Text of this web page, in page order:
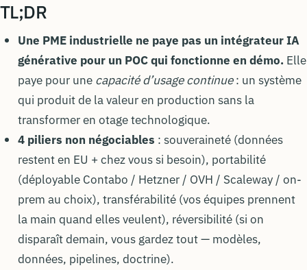
TL;DR
Une PME industrielle ne paye pas un intégrateur IA
générative pour un POC qui fonctionne en démo. Elle
paye pour une capacité d’usage continue: un système
qui produit de la valeur en production sans la
transformer en otage technologique.
4 piliers non négociables : souveraineté (données
restent en EU + chez vous si besoin), portabilité
(déployable Contabo / Hetzner / OVH / Scaleway / on-
prem au choix), transférabilité (vos équipes prennent
la main quand elles veulent), réversibilité (si on
disparaît demain, vous gardez tout — modèles,
données, pipelines, doctrine).